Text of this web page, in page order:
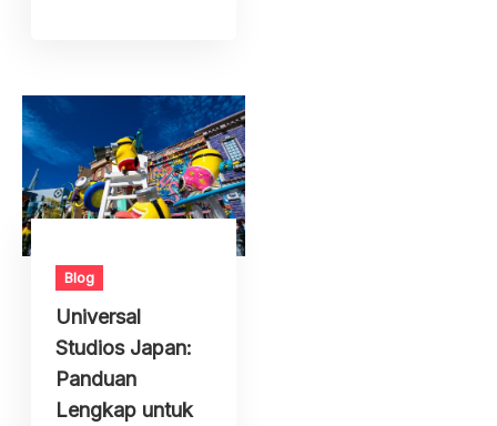
Blog
Universal
Studios Japan:
Panduan
Lengkap untuk